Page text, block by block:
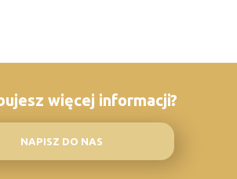
więcej informacji?
NAPISZ DO NAS